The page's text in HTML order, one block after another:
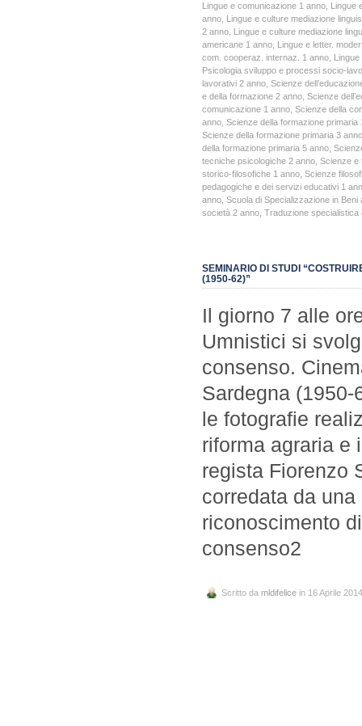
Lingue e comunicazione 1 anno, Lingue
anno, Lingue e culture mediazione
2 anno, Lingue e culture mediazione
americane 1 anno, Lingue e letter.
com. cooperaz. internaz. 1 anno,
Psicologia sviluppo e processi socio-
lavorativi 2 anno, Scienze
e della formazione 2 anno, Scienze
comunicazione 1 anno, Scienze della
anno, Scienze della formazione primaria
Scienze della formazione primaria 3 anno
della formazione primaria 5 anno,
tecniche psicologiche 2 anno, Scienze e
storico-filosofiche 1 anno, Scienze
pedagogiche e dei servizi educativi 1
anno, Scuola di Specializzazione in Beni
società 2 anno, Traduzione specialistica
SEMINARIO DI STUDI
(1950-62)”
Il giorno 7 alle
Umnistici si
consenso.
Sardegna
le fotografie
riforma agraria e
regista Fiorenzo
corredata da
riconoscimento
consenso2
Scritto da mldifelice in 16 Aprile 2014